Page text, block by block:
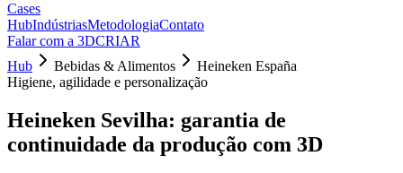
Cases
HubIndústriasMetodologiaContato
Falar com a 3DCRIAR
Hub
Bebidas & Alimentos
Heineken España
Higiene, agilidade e personalização
Heineken Sevilha: garantia de
continuidade da produção com 3D